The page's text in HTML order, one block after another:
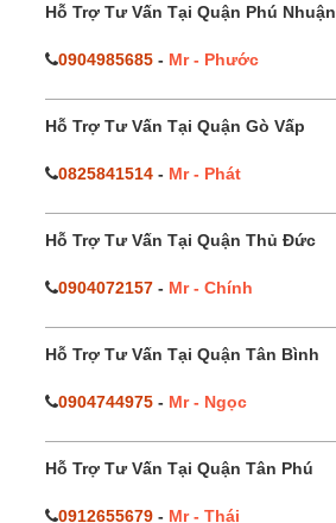
Hỗ Trợ Tư Vấn Tại Quận Phú Nhuận
0904985685 - Mr - Phước
Hỗ Trợ Tư Vấn Tại Quận Gò Vấp
0825841514 - Mr - Phát
Hỗ Trợ Tư Vấn Tại Quận Thủ Đức
0904072157 - Mr - Chính
Hỗ Trợ Tư Vấn Tại Quận Tân Bình
0904744975 - Mr - Ngọc
Hỗ Trợ Tư Vấn Tại Quận Tân Phú
0912655679 - Mr - Thái